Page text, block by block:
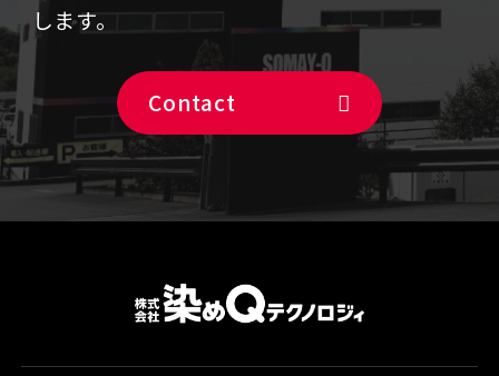
します。
Contact